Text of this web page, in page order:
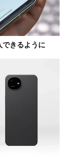
きるように